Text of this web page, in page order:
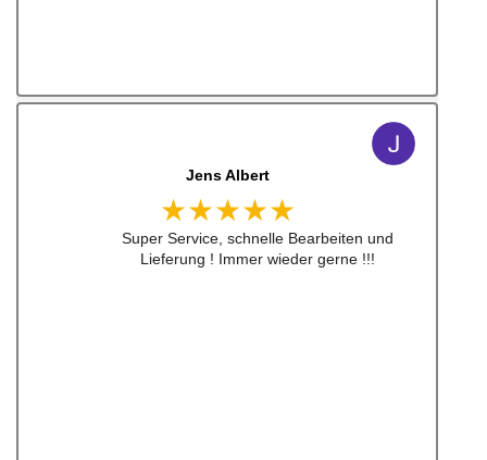
Jens Albert
★★★★★
Super Service, schnelle Bearbeiten und
Lieferung ! Immer wieder gerne !!!